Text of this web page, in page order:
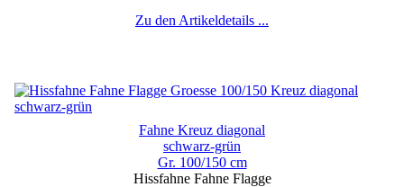
Zu den Artikeldetails ...
Fahne Kreuz diagonal
schwarz-grün
Gr. 100/150 cm
Hissfahne Fahne Flagge